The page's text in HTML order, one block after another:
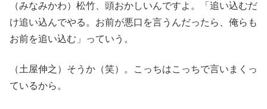
（みなみかわ）松竹、頭おかしいんですよ。「追い込むだ
け追い込んでやる。お前が悪口を言うんだったら、俺らも
お前を追い込む」っていう。
（土屋伸之）そうか（笑）。こっちはこっちで言いまくっ
ているから。